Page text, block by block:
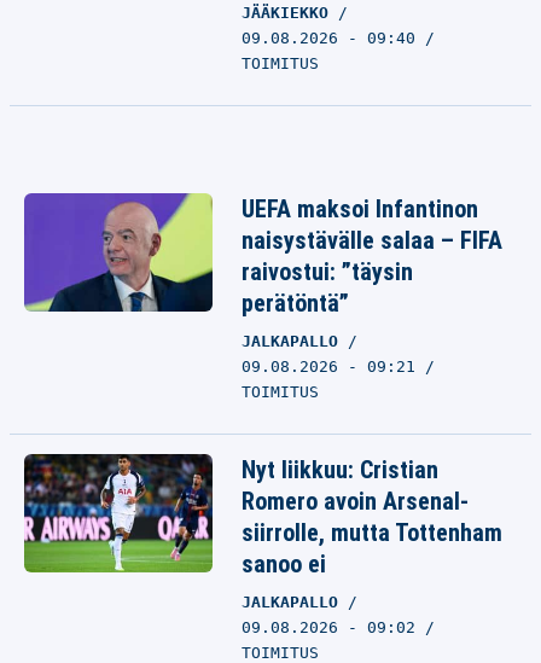
JÄÄKIEKKO
09.08.2026 - 09:40
TOIMITUS
UEFA maksoi Infantinon
naisystävälle salaa – FIFA
raivostui: ”täysin
perätöntä”
JALKAPALLO
09.08.2026 - 09:21
TOIMITUS
Nyt liikkuu: Cristian
Romero avoin Arsenal-
siirrolle, mutta Tottenham
sanoo ei
JALKAPALLO
09.08.2026 - 09:02
TOIMITUS